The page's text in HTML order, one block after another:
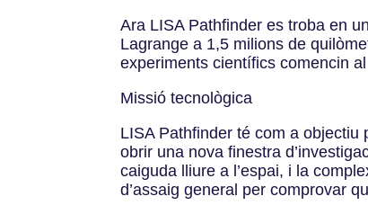
Ara LISA Pathfinder es troba en
Lagrange a 1,5 milions de
experiments científics comencin
Missió tecnològica
LISA Pathfinder té com a objectiu
obrir una nova finestra
caiguda lliure a l’espai, i la
d’assaig general per comprovar